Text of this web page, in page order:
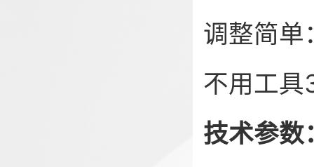
调整简单
不用工具
技术参数